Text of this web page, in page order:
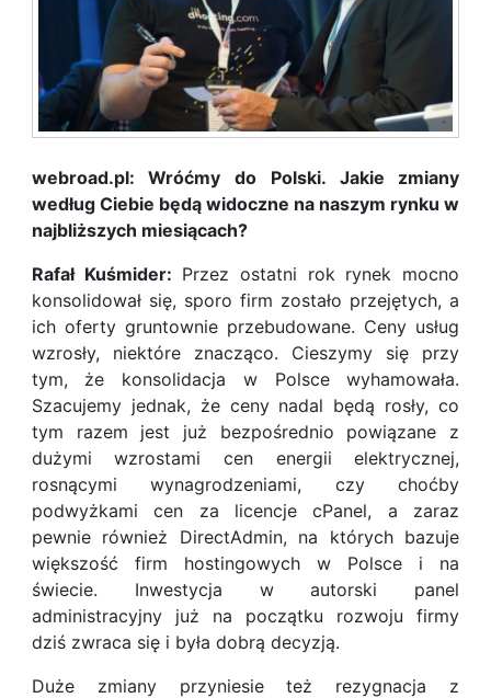
webroad.pl: Wróćmy do Polski. Jakie zmiany
według Ciebie będą widoczne na naszym rynku w
najbliższych miesiącach?
Rafał Kuśmider: Przez ostatni rok rynek mocno
konsolidował się, sporo firm zostało przejętych, a
ich oferty gruntownie przebudowane. Ceny usług
wzrosły, niektóre znacząco. Cieszymy się przy
tym, że konsolidacja w Polsce wyhamowała.
Szacujemy jednak, że ceny nadal będą rosły, co
tym razem jest już bezpośrednio powiązane z
dużymi wzrostami cen energii elektrycznej,
rosnącymi wynagrodzeniami, czy choćby
podwyżkami cen za licencje cPanel, a zaraz
pewnie również DirectAdmin, na których bazuje
większość firm hostingowych w Polsce i na
świecie. Inwestycja w autorski panel
administracyjny już na początku rozwoju firmy
dziś zwraca się i była dobrą decyzją.
Duże zmiany przyniesie też rezygnacja z